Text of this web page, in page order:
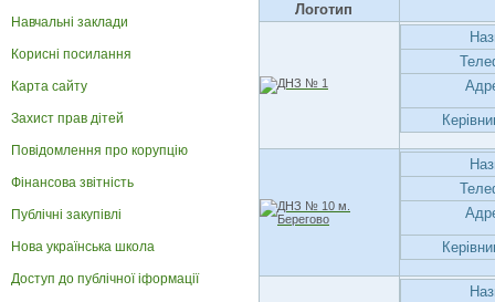
Навчальні заклади
Корисні посилання
Карта сайту
Захист прав дітей
Повідомлення про корупцію
Фінансова звітність
Публічні закупівлі
Нова українська школа
Доступ до публічної іформації
Логотип